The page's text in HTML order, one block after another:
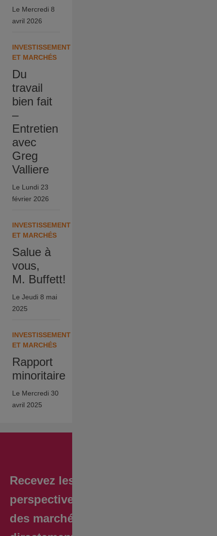
Le Mercredi 8
avril 2026
INVESTISSEMENT
ET MARCHÉS
Du
travail
bien fait
–
Entretien
avec
Greg
Valliere
Le Lundi 23
février 2026
INVESTISSEMENT
ET MARCHÉS
Salue à
vous,
M. Buffett!
Le Jeudi 8 mai
2025
INVESTISSEMENT
ET MARCHÉS
Rapport
minoritaire
Le Mercredi 30
avril 2025
Recevez les
perspectives
des marchés